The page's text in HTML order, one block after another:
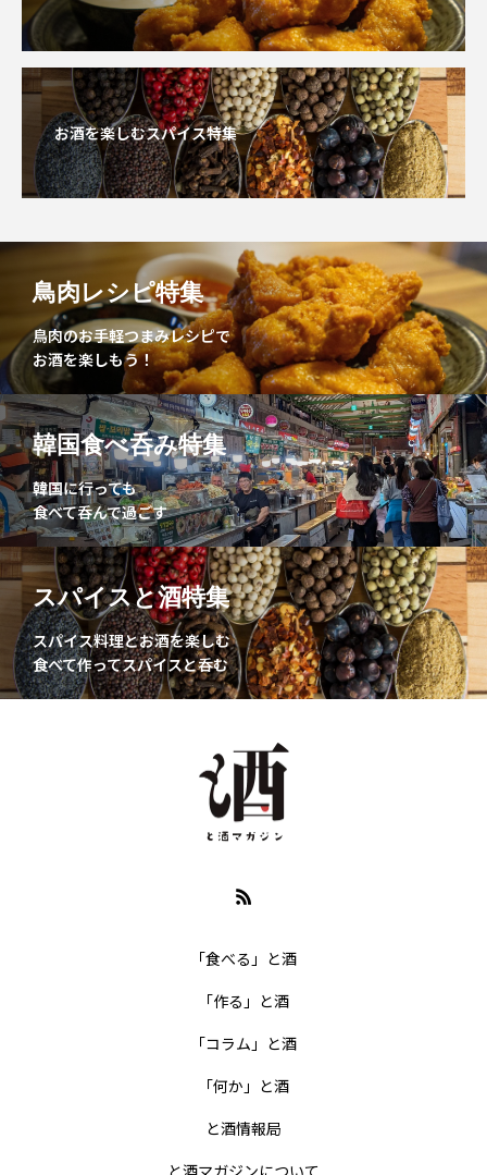
お酒を楽しむスパイス特集
鳥肉レシピ特集
鳥肉のお手軽つまみレシピで
お酒を楽しもう！
韓国食べ呑み特集
韓国に行っても
食べて呑んで過ごす
スパイスと酒特集
スパイス料理とお酒を楽しむ
食べて作ってスパイスと呑む
「食べる」と酒
「作る」と酒
「コラム」と酒
「何か」と酒
と酒情報局